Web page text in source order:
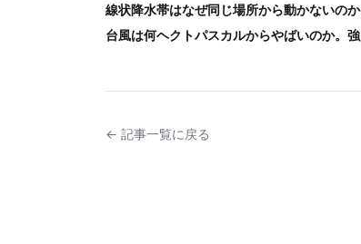
線状降水帯はなぜ同じ場所から動かないの
台風は何ヘクトパスカルからやばいのか。
← 記事一覧に戻る